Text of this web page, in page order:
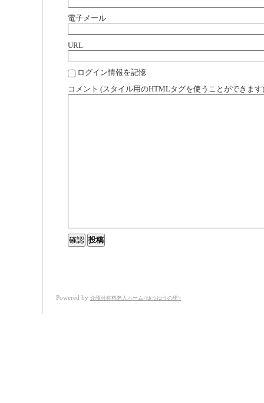
電子メール
URL
ログイン情報を記憶
コメント (スタイル用のHTMLタグを使うことができます)
Powered by 介護付有料老人ホーム<ゆうゆうの里>